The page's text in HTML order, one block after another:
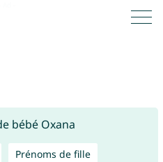
Prénoms de fille